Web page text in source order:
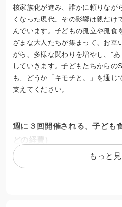
核家族化が進み、誰かに頼りなが
くなった現代。その影響は親だけ
んでいます。子どもの孤立や孤食
ざまな大人たちが集まって、お互
がら、多様な関わりを増やし、”
していきます。子どもたちからの
も、どうか「キモチと。」を通じ
支えてください。
週に３回開催される、子ども
どの経費）
毎週開催される子ども食堂には、
もっと見